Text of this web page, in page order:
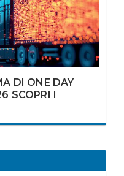
DI ONE DAY
SCOPRI I